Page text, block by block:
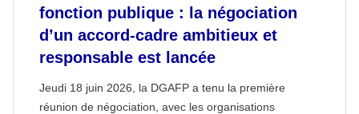
fonction publique : la négociation
d’un accord-cadre ambitieux et
responsable est lancée
Jeudi 18 juin 2026, la DGAFP a tenu la première
réunion de négociation, avec les organisations